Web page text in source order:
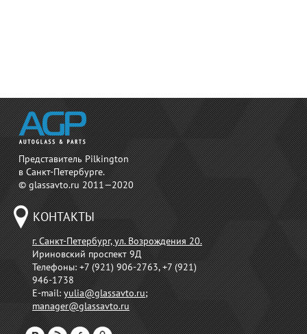
Представитель Pilkington
в Санкт-Петербурге.
© glassavto.ru 2011—2020
КОНТАКТЫ
г. Санкт-Петербург, ул. Возрождения 20.
Ириновский проспект 9Д
Телефоны:+7 (921) 906-2763, +7 (921)
946-1738
E-mail:yulia@glassavto.ru;
manager@glassavto.ru